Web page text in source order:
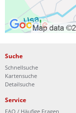
Suche
Schnellsuche
Kartensuche
Detailsuche
Service
FAQ / Häufige Fragen